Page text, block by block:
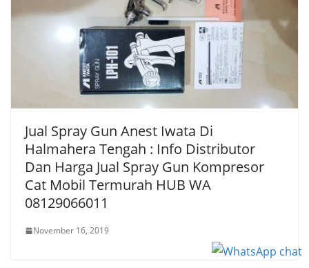
Jual Spray Gun Anest Iwata Di
Halmahera Tengah : Info Distributor
Dan Harga Jual Spray Gun Kompresor
Cat Mobil Termurah HUB WA
08129066011
November 16, 2019